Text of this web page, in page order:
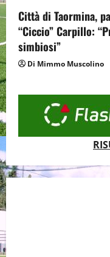
Città di Taormina,
“Ciccio” Carpillo:
simbiosi”
Di Mimmo Muscolino